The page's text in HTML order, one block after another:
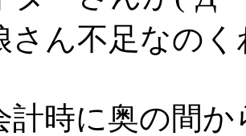
さん不足なのく
計時に奥の間